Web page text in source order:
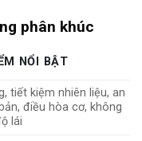
phân khúc
NỔI BẬT
tiết kiệm nhiên liệu, an
điều hòa cơ, không
lái